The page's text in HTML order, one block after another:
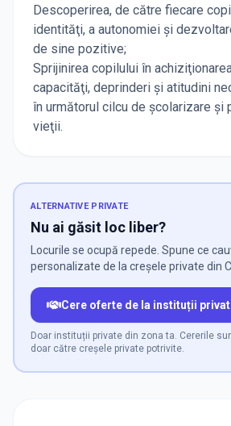
Descoperirea, de către fiecare
identităţi, a autonomiei şi
de sine pozitive;
Sprijinirea copilului în
capacităţi, deprinderi şi atitudini
în următorul cilcu de școlarizare şi
vieţii.
ALTERNATIVE PRIVATE
Nu ai găsit loc liber?
Locurile se ocupă repede. Spune ce
personalizate de la creșele private din
Cere oferte de la instituții
Doar instituții private din zona ta. Cererile
doar către creșele private potrivite.